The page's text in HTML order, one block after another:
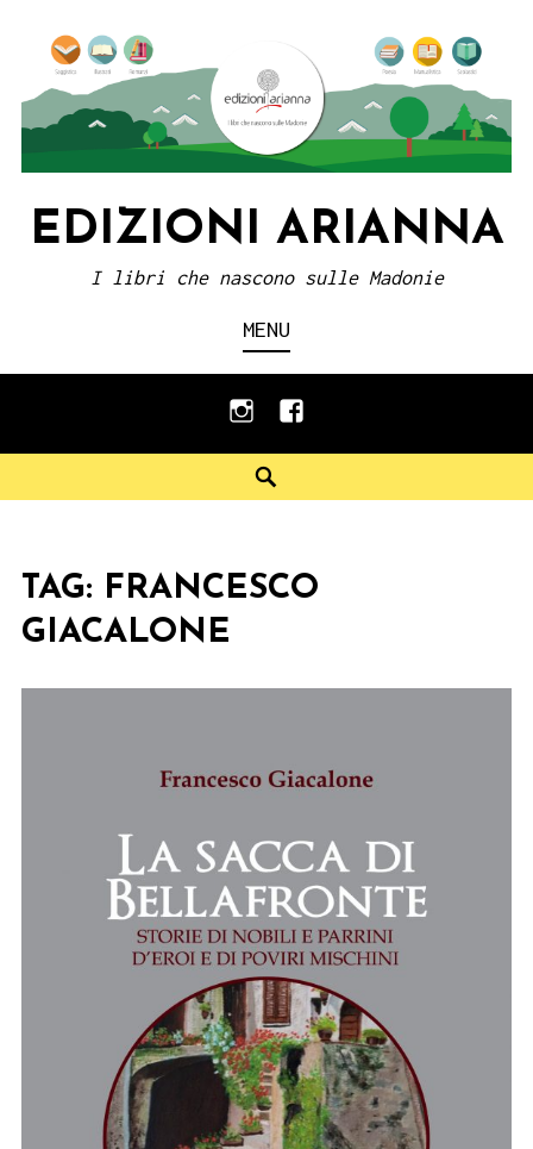
content
EDIZIONI ARIANNA
I libri che nascono sulle Madonie
MENU
instagramfacebook
TAG: FRANCESCO
GIACALONE